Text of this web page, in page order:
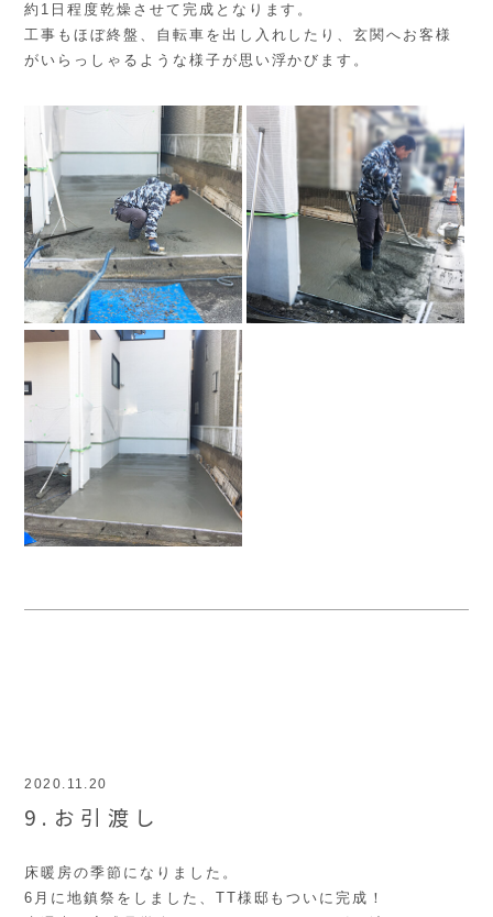
約1日程度乾燥させて完成となります。
工事もほぼ終盤、自転車を出し入れしたり、玄関へお客様
がいらっしゃるような様子が思い浮かびます。
2020.11.20
9.お引渡し
床暖房の季節になりました。
6月に地鎮祭をしました、TT様邸もついに完成！